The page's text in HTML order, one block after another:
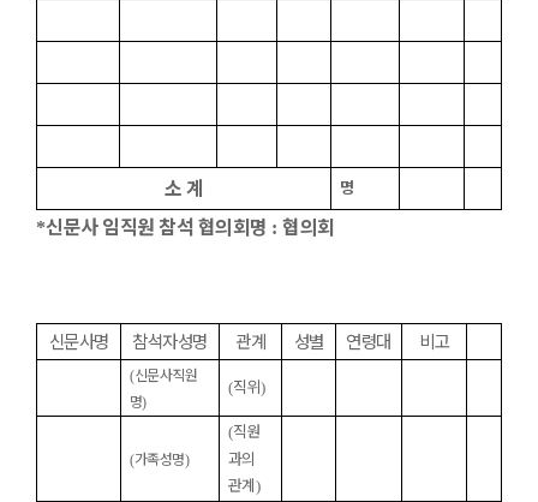
소 계 명
*신문사 임직원 참석 협의회명 : 협의회
신문사명 참석자성명 관계 성별 연령대 비고
(신문사직원
명)
(직위)
(가족성명)
(직원
과의
관계)